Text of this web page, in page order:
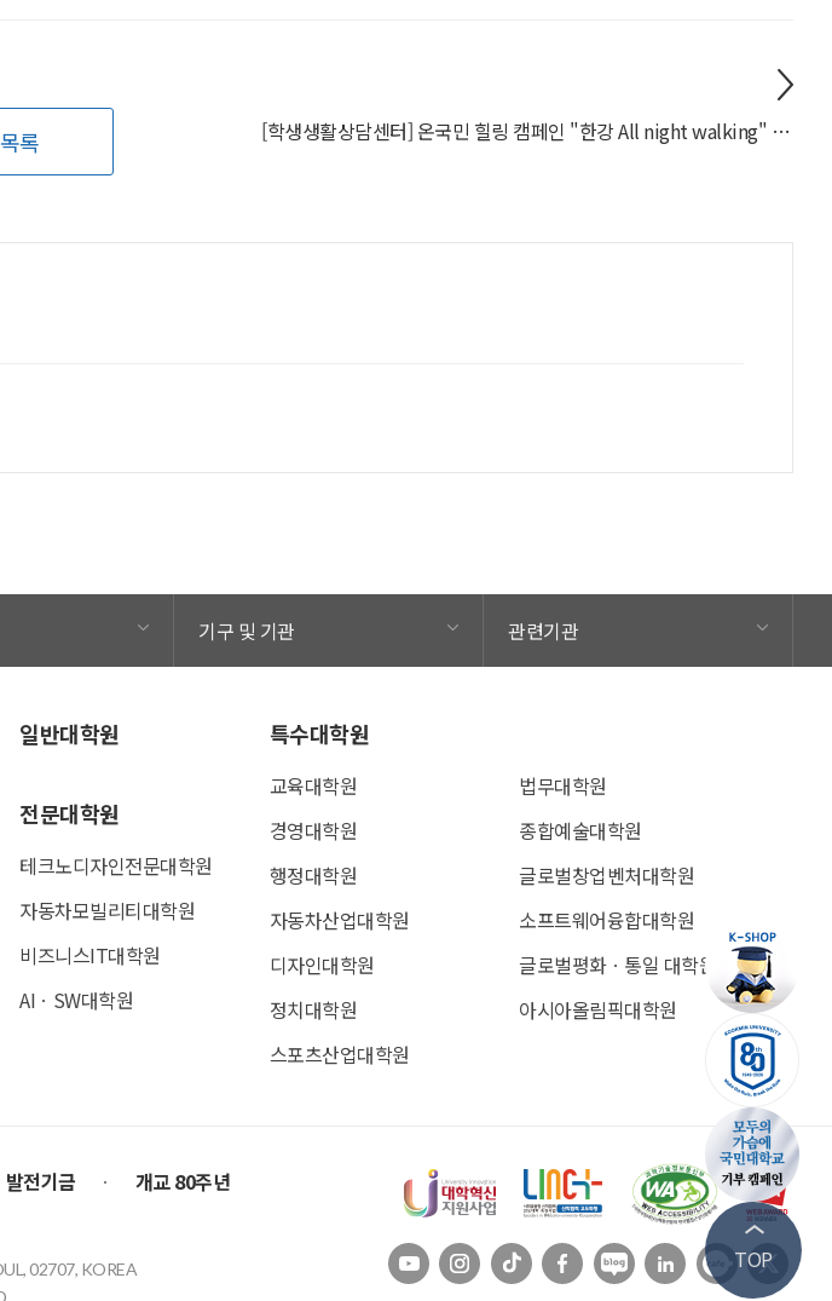
[학생생활상담센터] 온국민 힐링 캠페인 "한강 All night walking" 참가자 모집(~6/19)
목록
TOP
기구 및 기관 관련기관
일반대학원
전문대학원
테크노디자인전문대학원
자동차모빌리티대학원
비즈니스IT대학원
AIㆍSW대학원
특수대학원
교육대학원
경영대학원
행정대학원
자동차산업대학원
디자인대학원
정치대학원
스포츠산업대학원
법무대학원
종합예술대학원
글로벌창업벤처대학원
소프트웨어융합대학원
글로벌평화ㆍ통일 대학원
아시아올림픽대학원
발전기금 개교 80주년
02707, KOREA
유튜브인스타틱톡 페이스북블로그링크드인카페 트위